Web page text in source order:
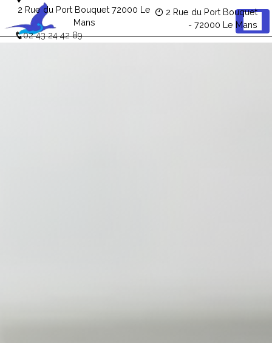
2 Rue du Port Bouquet 72000 Le
Mans
02 43 24 42 89
2 Rue du Port Bouquet
- 72000 Le Mans
Panneau de gestion des cookies